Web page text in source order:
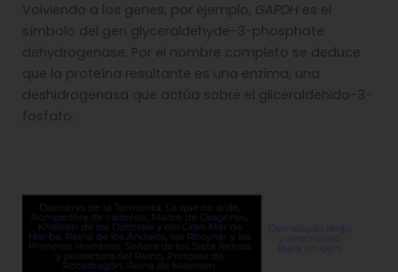
Volviendo a los genes, por ejemplo, GAPDH es el
símbolo del gen glyceraldehyde-3-phosphate
dehydrogenase. Por el nombre completo se deduce
que la proteína resultante es una enzima, una
deshidrogenasa que actúa sobre el gliceraldehido-3-
fosfato.